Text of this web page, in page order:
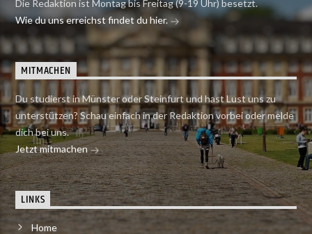
Die Redaktion ist Montag bis Freitag (9-19 Uhr) besetzt.
Wie du uns erreichst findet du hier.
MITMACHEN
Du studierst in Münster oder Steinfurt und hast Lust uns zu
unterstützen? Schau einfach in der Redaktion vorbei oder melde
dich bei uns.
Jetzt mitmachen
LINKS
Home